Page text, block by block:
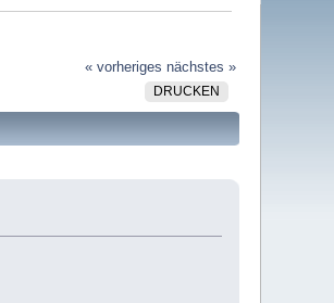
« vorheriges nächstes »
DRUCKEN